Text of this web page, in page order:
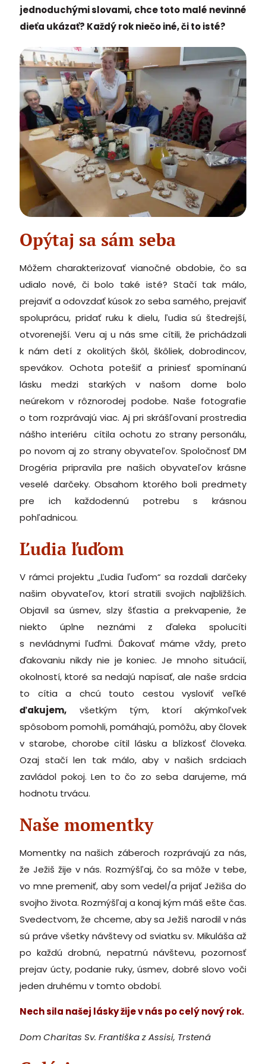
jednoduchými slovami, chce toto malé nevinné
dieťa ukázať? Každý rok niečo iné, či to isté?
Opýtaj sa sám seba
Môžem charakterizovať vianočné obdobie, čo sa
udialo nové, či bolo také isté? Stačí tak málo,
prejaviť a odovzdať kúsok zo seba samého, prejaviť
spoluprácu, pridať ruku k dielu, ľudia sú štedrejší,
otvorenejší. Veru aj u nás sme cítili, že prichádzali
k nám detí z okolitých škôl, škôliek, dobrodincov,
spevákov. Ochota potešiť a priniesť spomínanú
lásku medzi starkých v našom dome bolo
neúrekom v rôznorodej podobe. Naše fotografie
o tom rozprávajú viac. Aj pri skrášľovaní prostredia
nášho interiéru cítila ochotu zo strany personálu,
po novom aj zo strany obyvateľov. Spoločnosť DM
Drogéria pripravila pre našich obyvateľov krásne
veselé darčeky. Obsahom ktorého boli predmety
pre ich každodennú potrebu s krásnou
pohľadnicou.
Ľudia ľuďom
V rámci projektu „Ľudia ľuďom“ sa rozdali darčeky
našim obyvateľov, ktorí stratili svojich najbližších.
Objavil sa úsmev, slzy šťastia a prekvapenie, že
niekto úplne neznámi z ďaleka spolucíti
s nevládnymi ľuďmi. Ďakovať máme vždy, preto
ďakovaniu nikdy nie je koniec. Je mnoho situácií,
okolností, ktoré sa nedajú napísať, ale naše srdcia
to cítia a chcú touto cestou vysloviť veľké
ďakujem, všetkým tým, ktorí akýmkoľvek
spôsobom pomohli, pomáhajú, pomôžu, aby človek
v starobe, chorobe cítil lásku a blízkosť človeka.
Ozaj stačí len tak málo, aby v našich srdciach
zavládol pokoj. Len to čo zo seba darujeme, má
hodnotu trvácu.
Naše momentky
Momentky na našich záberoch rozprávajú za nás,
že Ježiš žije v nás. Rozmýšľaj, čo sa môže v tebe,
vo mne premeniť, aby som vedel/a prijať Ježiša do
svojho života. Rozmýšľaj a konaj kým máš ešte čas.
Svedectvom, že chceme, aby sa Ježiš narodil v nás
sú práve všetky návštevy od sviatku sv. Mikuláša až
po každú drobnú, nepatrnú návštevu, pozornosť
prejav úcty, podanie ruky, úsmev, dobré slovo voči
jeden druhému v tomto období.
Nech sila našej lásky žije v nás po celý nový rok.
Dom Charitas Sv. Františka z Assisi, Trstená